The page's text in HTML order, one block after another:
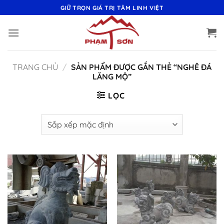
qua
nội
GIỮ TRỌN GIÁ TRỊ TÂM LINH VIỆT
TRANG CHỦ / SẢN PHẨM ĐƯỢC GẮN THẺ “NGHÊ ĐÁ
LĂNG MỘ”
LỌC